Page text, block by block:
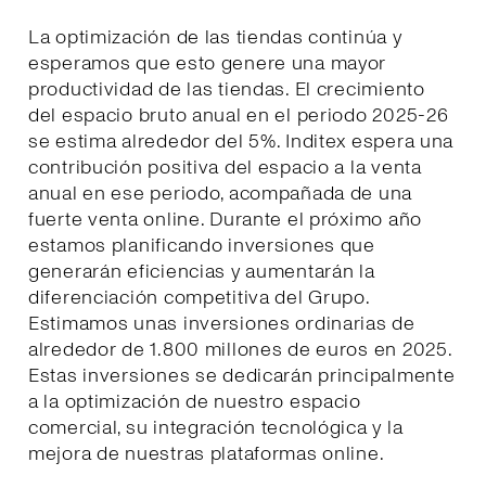
La optimización de las tiendas continúa y
esperamos que esto genere una mayor
productividad de las tiendas. El crecimiento
del espacio bruto anual en el periodo 2025-26
se estima alrededor del 5%. Inditex espera una
contribución positiva del espacio a la venta
anual en ese periodo, acompañada de una
fuerte venta online. Durante el próximo año
estamos planificando inversiones que
generarán eficiencias y aumentarán la
diferenciación competitiva del Grupo.
Estimamos unas inversiones ordinarias de
alrededor de 1.800 millones de euros en 2025.
Estas inversiones se dedicarán principalmente
a la optimización de nuestro espacio
comercial, su integración tecnológica y la
mejora de nuestras plataformas online.